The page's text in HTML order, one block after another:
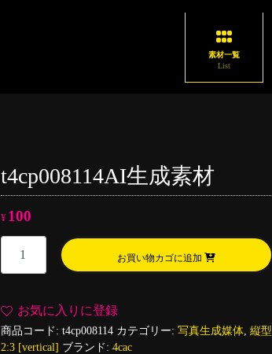
素材一覧
List
t4cp008114AI生成素材
¥ 100
t4cp008114AI
材
個
お買い物カゴに追加
お気に入りに登録
商品コード: t4cp008114 カテゴリー: 写真生成媒体, 縦型
2:3 [vertical] ブランド: 4cac